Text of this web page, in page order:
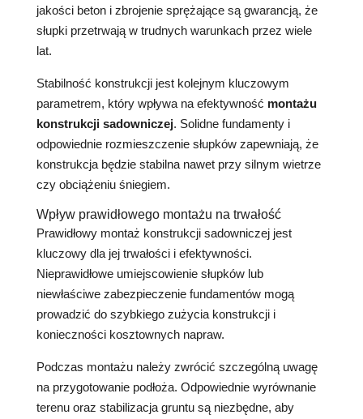
jakości beton i zbrojenie sprężające są gwarancją, że
słupki przetrwają w trudnych warunkach przez wiele
lat.
Stabilność konstrukcji jest kolejnym kluczowym
parametrem, który wpływa na efektywność montażu
konstrukcji sadowniczej. Solidne fundamenty i
odpowiednie rozmieszczenie słupków zapewniają, że
konstrukcja będzie stabilna nawet przy silnym wietrze
czy obciążeniu śniegiem.
Wpływ prawidłowego montażu na trwałość
Prawidłowy montaż konstrukcji sadowniczej jest
kluczowy dla jej trwałości i efektywności.
Nieprawidłowe umiejscowienie słupków lub
niewłaściwe zabezpieczenie fundamentów mogą
prowadzić do szybkiego zużycia konstrukcji i
konieczności kosztownych napraw.
Podczas montażu należy zwrócić szczególną uwagę
na przygotowanie podłoża. Odpowiednie wyrównanie
terenu oraz stabilizacja gruntu są niezbędne, aby